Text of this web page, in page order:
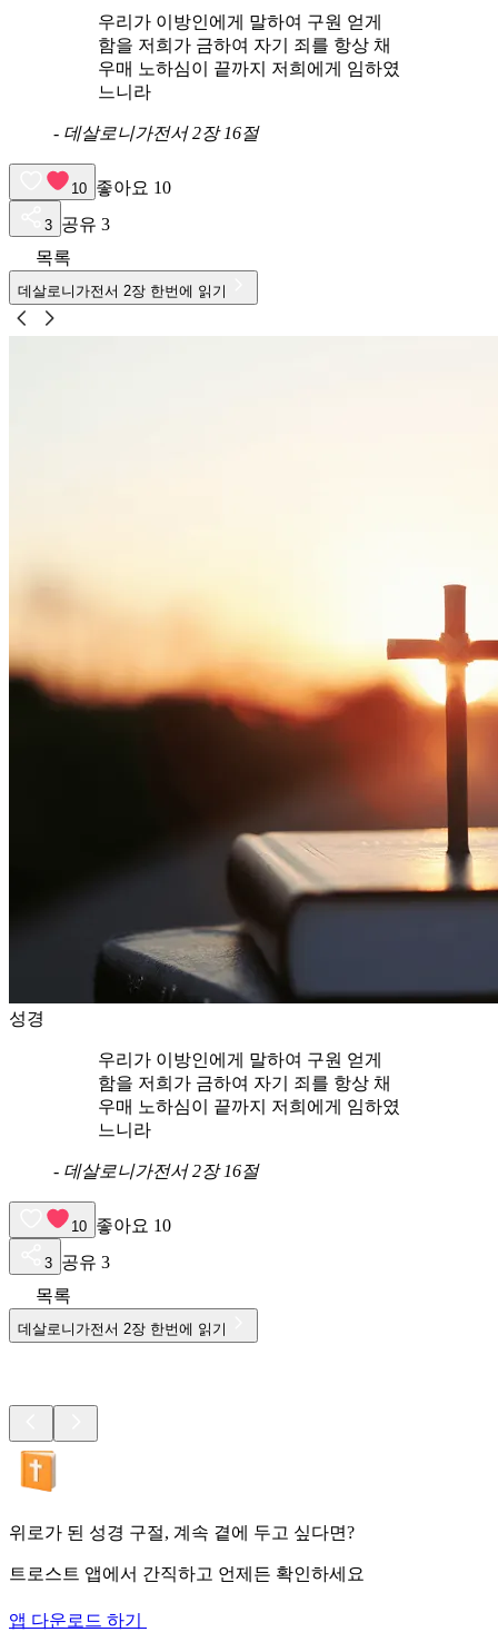
우리가 이방인에게 말하여 구원 얻게
함을 저희가 금하여 자기 죄를 항상 채
우매 노하심이 끝까지 저희에게 임하였
느니라
- 데살로니가전서 2장 16절
10 좋아요 10
3 공유 3
목록
데살로니가전서 2장 한번에 읽기
성경
우리가 이방인에게 말하여 구원 얻게
함을 저희가 금하여 자기 죄를 항상 채
우매 노하심이 끝까지 저희에게 임하였
느니라
- 데살로니가전서 2장 16절
10 좋아요 10
3 공유 3
목록
데살로니가전서 2장 한번에 읽기
위로가 된 성경 구절, 계속 곁에 두고 싶다면?
트로스트 앱에서 간직하고 언제든 확인하세요
앱 다운로드 하기